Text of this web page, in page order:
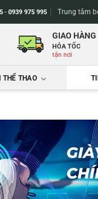
- 0939 975 995 Trung tâm
GIAO HÀNG
HỎA TỐC
tận nơi
THỂ THAO